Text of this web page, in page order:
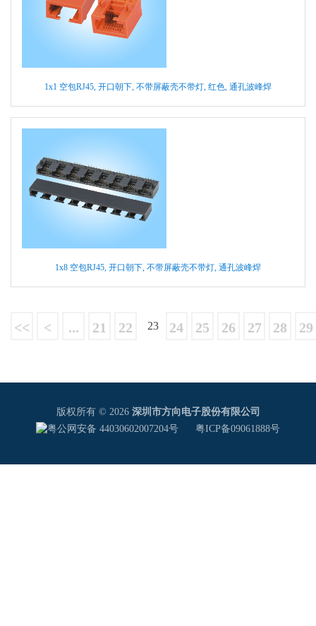
1x1 空包RJ45, 开口朝下, 不带屏蔽壳不带灯, 红色, 通孔波峰焊
1x8 空包RJ45, 开口朝下, 不带屏蔽壳不带灯, 通孔波峰焊
<< < ... 21 22 23 24 25 26 27 28 29
版权所有 © 2026 深圳市方向电子股份有限公司
粤公网安备 44030602007204号
粤ICP备09061888号